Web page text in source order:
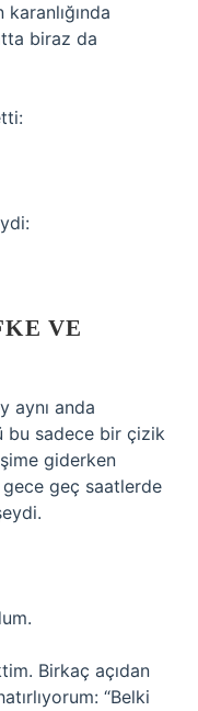
karanlığında
biraz da
VE
aynı anda
bu sadece bir çizik
giderken
gece geç saatlerde
Birkaç açıdan
“Belki